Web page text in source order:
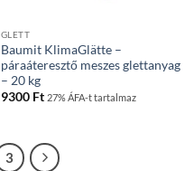
GLETT
Baumit KlimaGlätte –
páraáteresztő meszes glettanyag
– 20 kg
9300 Ft 27% ÁFA-t tartalmaz
3